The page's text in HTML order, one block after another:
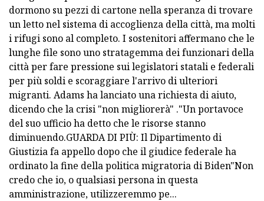
dormono su pezzi di cartone nella speranza di trovare
un letto nel sistema di accoglienza della città, ma molti
i rifugi sono al completo. I sostenitori affermano che le
lunghe file sono uno stratagemma dei funzionari della
città per fare pressione sui legislatori statali e federali
per più soldi e scoraggiare l'arrivo di ulteriori
migranti. Adams ha lanciato una richiesta di aiuto,
dicendo che la crisi "non migliorerà" ."Un portavoce
del suo ufficio ha detto che le risorse stanno
diminuendo.GUARDA DI PIÙ: Il Dipartimento di
Giustizia fa appello dopo che il giudice federale ha
ordinato la fine della politica migratoria di Biden"Non
credo che io, o qualsiasi persona in questa
amministrazione, utilizzeremmo pe...